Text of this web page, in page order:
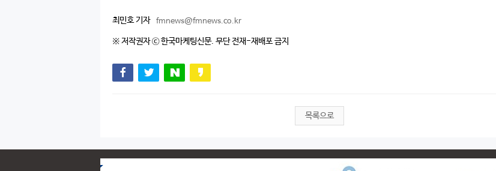
최민호 기자 fmnews@fmnews.co.kr
※ 저작권자 ⓒ 한국마케팅신문. 무단 전재-재배포 금지
목록으로